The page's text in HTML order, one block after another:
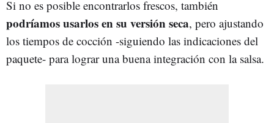
Si no es posible encontrarlos frescos, también
podríamos usarlos en su versión seca, pero ajustando
los tiempos de cocción -siguiendo las indicaciones del
paquete- para lograr una buena integración con la salsa.